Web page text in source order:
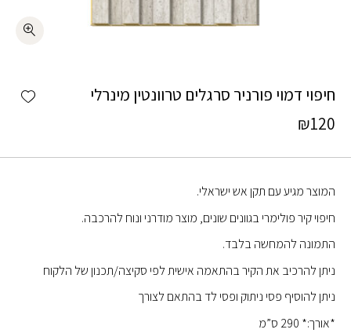
חיפוי דמוי פורניר סרגלים טרוונטין מינרלי
₪120
המוצר מגיע עם תקן אש ישראלי.
חיפוי קיר פולימרי בגוונים שונים, מוצר מודרני ונוח להרכבה.
התמונה להמחשה בלבד.
ניתן להרכיב את הקיר בהתאמה אישית לפי סקיצה/תכנון של הלקוח
ניתן להוסיף פסי ניתוק ופסי לד בהתאם לצורך
*אורך:* 290 ס”מ